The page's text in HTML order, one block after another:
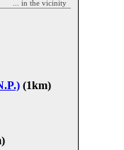
... in the vicinity
(1km)